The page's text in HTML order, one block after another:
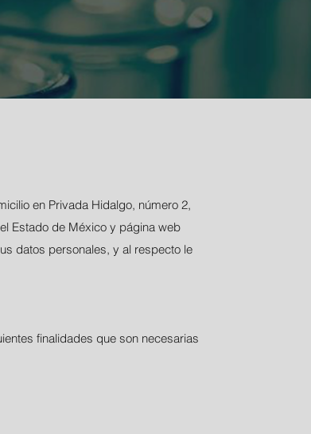
en Privada Hidalgo, número 2,
Estado de México y página web
datos personales, y al respecto le
finalidades que son necesarias